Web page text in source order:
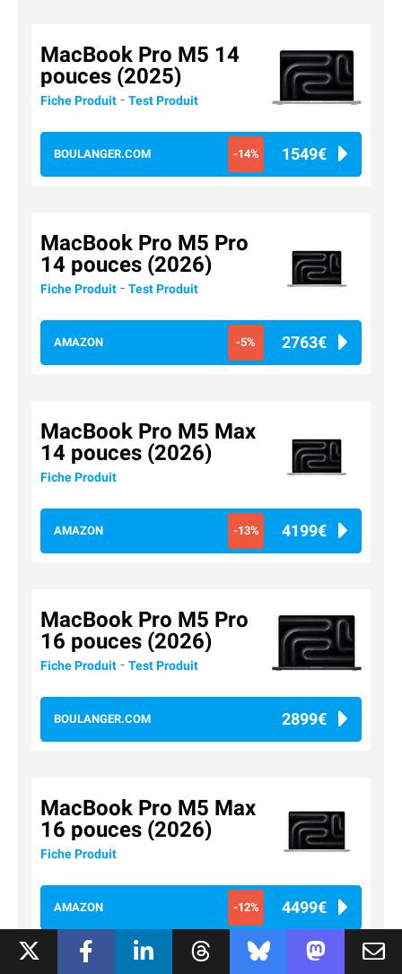
MacBook Pro M5 14
pouces (2025)
Fiche Produit - Test Produit
BOULANGER.COM -14% 1549€
MacBook Pro M5 Pro
14 pouces (2026)
Fiche Produit - Test Produit
AMAZON -5% 2763€
MacBook Pro M5 Max
14 pouces (2026)
Fiche Produit
AMAZON -13% 4199€
MacBook Pro M5 Pro
16 pouces (2026)
Fiche Produit - Test Produit
BOULANGER.COM 2899€
MacBook Pro M5 Max
16 pouces (2026)
Fiche Produit
AMAZON -12% 4499€